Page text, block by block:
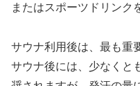
またはスポーツドリンク
サウナ利用後は、最も重
サウナ後には、少なくと